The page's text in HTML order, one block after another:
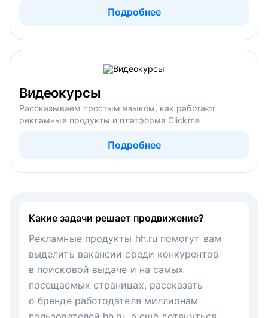
Подробнее
Видеокурсы
Рассказываем простым языком, как работают
рекламные продукты и платформа Clickme
Подробнее
Какие задачи решает продвижение?
Рекламные продукты hh.ru помогут вам
выделить вакансии среди конкурентов
в поисковой выдаче и на самых
посещаемых страницах, рассказать
о бренде работодателя миллионам